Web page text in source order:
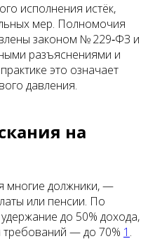
исполнения истёк,
мер. Полномочия
законом № 229‑ФЗ и
разъяснениями и
это означает
давления.
на
многие должники, —
или пенсии. По
до 50% дохода,
требований — до 70% 1 .